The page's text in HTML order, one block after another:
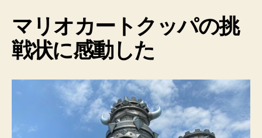
マリオカートクッパの挑
戦状に感動した